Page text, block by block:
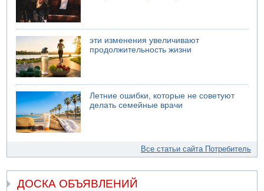
эти изменения увеличивают
продолжительность жизни
Летние ошибки, которые не советуют
делать семейные врачи
Все статьи сайта Потребитель
ДОСКА ОБЪЯВЛЕНИЙ